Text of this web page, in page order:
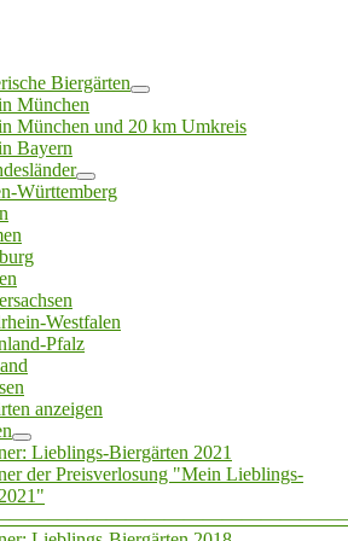
Biergärten
München
München und 20 km Umkreis
Bayern
Württemberg
Westfalen
Pfalz
anzeigen
Lieblings-Biergärten 2021
der Preisverlosung "Mein Lieblings-